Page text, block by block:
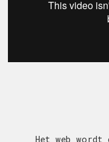
Het web wordt